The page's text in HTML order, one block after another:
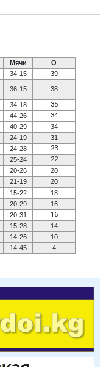
Мячи
О
34-15 39
36-15 38
34-18 35
44-26 34
40-29
34
24-19
31
24-28 23
25-24 22
20-26
20
21-19
20
15-22
18
20-29
16
20-31 16
15-28
14
14-26
10
14-45 4